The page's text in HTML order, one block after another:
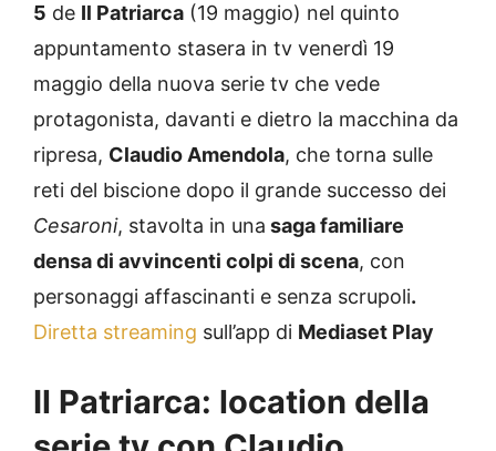
5 de Il Patriarca (19 maggio) nel quinto
appuntamento stasera in tv venerdì 19
maggio della nuova serie tv che vede
protagonista, davanti e dietro la macchina da
ripresa, Claudio Amendola, che torna sulle
reti del biscione dopo il grande successo dei
Cesaroni, stavolta in una saga familiare
densa di avvincenti colpi di scena, con
personaggi affascinanti e senza scrupoli.
Diretta streaming sull’app di Mediaset Play
Il Patriarca: location della